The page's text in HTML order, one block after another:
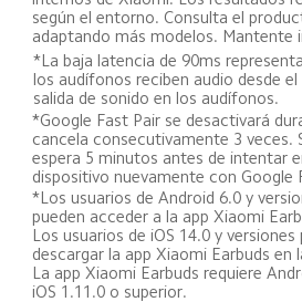
según el entorno. Consulta el
adaptando más modelos. Mantente
*La baja latencia de 90ms
los audífonos reciben audio desde
salida de sonido en los audífonos.
*Google Fast Pair se desactivará
cancela consecutivamente 3 veces.
espera 5 minutos antes de intentar
dispositivo nuevamente con Google
*Los usuarios de Android 6.0 y
pueden acceder a la app Xiaomi
Los usuarios de iOS 14.0 y
descargar la app Xiaomi Earbuds en
La app Xiaomi Earbuds requiere
iOS 1.11.0 o superior.